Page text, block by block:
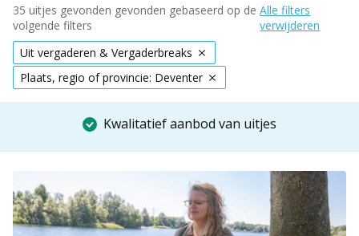
35 uitjes gevonden gevonden gebaseerd op de
volgende filters
Alle filters
verwijderen
Uit vergaderen & Vergaderbreaks
Plaats, regio of provincie: Deventer
Kwalitatief aanbod van uitjes